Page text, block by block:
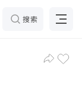
搜索